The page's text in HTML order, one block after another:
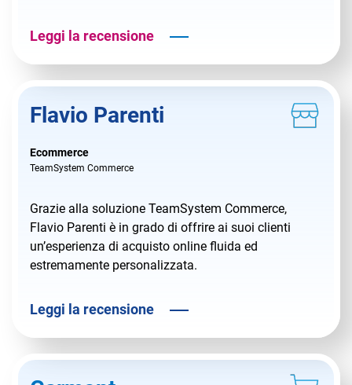
Leggi la recensione
Flavio Parenti
Ecommerce
TeamSystem Commerce
Grazie alla soluzione TeamSystem Commerce,
Flavio Parenti è in grado di offrire ai suoi clienti
un’esperienza di acquisto online fluida ed
estremamente personalizzata.
Leggi la recensione